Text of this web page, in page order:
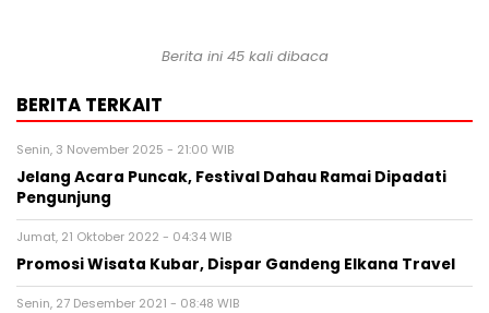
Berita ini 45 kali dibaca
BERITA TERKAIT
Senin, 3 November 2025 - 21:00 WIB
Jelang Acara Puncak, Festival Dahau Ramai Dipadati
Pengunjung
Jumat, 21 Oktober 2022 - 04:34 WIB
Promosi Wisata Kubar, Dispar Gandeng Elkana Travel
Senin, 27 Desember 2021 - 08:48 WIB